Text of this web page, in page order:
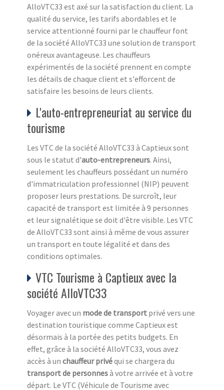
AlloVTC33 est axé sur la satisfaction du client. La
qualité du service, les tarifs abordables et le
service attentionné fourni par le chauffeur font
de la société AlloVTC33 une solution de transport
onéreux avantageuse. Les chauffeurs
expérimentés de la société prennent en compte
les détails de chaque client et s'efforcent de
satisfaire les besoins de leurs clients.
L'auto-entrepreneuriat au service du
tourisme
Les VTC de la société AlloVTC33 à Captieux sont
sous le statut d'auto-entrepreneurs. Ainsi,
seulement les chauffeurs possédant un numéro
d'immatriculation professionnel (NIP) peuvent
proposer leurs prestations. De surcroît, leur
capacité de transport est limitée à 9 personnes
et leur signalétique se doit d'être visible. Les VTC
de AlloVTC33 sont ainsi à même de vous assurer
un transport en toute légalité et dans des
conditions optimales.
VTC Tourisme à Captieux avec la
société AlloVTC33
Voyager avec un mode de transport privé vers une
destination touristique comme Captieux est
désormais à la portée des petits budgets. En
effet, grâce à la société AlloVTC33, vous avez
accès à un chauffeur privéqui se chargera du
transport de personnesà votre arrivée et à votre
départ. Le VTC (Véhicule de Tourisme avec